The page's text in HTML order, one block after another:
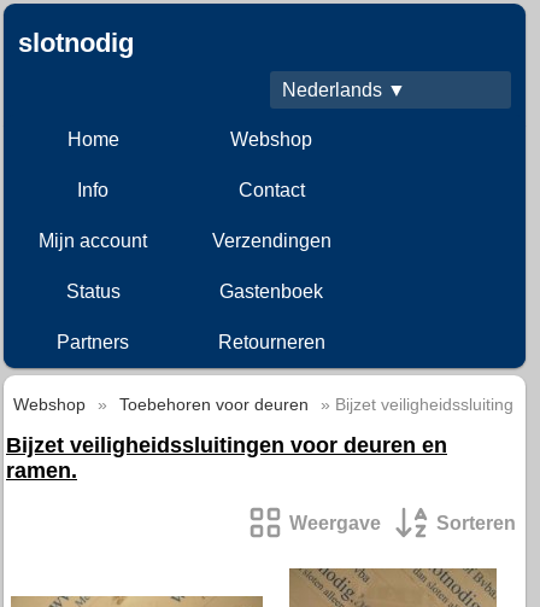
slotnodig
Nederlands ▼
Home Webshop
Info Contact
Mijn account Verzendingen
Status Gastenboek
Partners Retourneren
Webshop » Toebehoren voor deuren » Bijzet veiligheidssluiting
Bijzet veiligheidssluitingen voor deuren en
ramen.
Weergave Sorteren